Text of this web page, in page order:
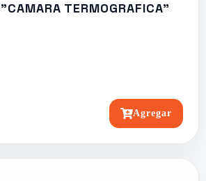
TERMOGRAFICA"
Agregar